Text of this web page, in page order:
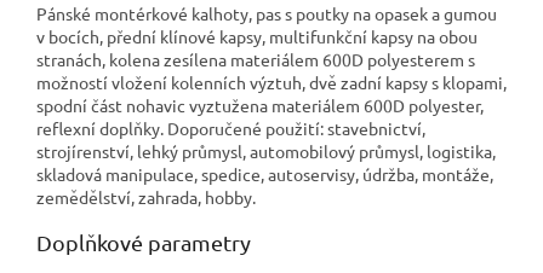
Pánské montérkové kalhoty, pas s poutky na opasek a gumou
v bocích, přední klínové kapsy, multifunkční kapsy na obou
stranách, kolena zesílena materiálem 600D polyesterem s
možností vložení kolenních výztuh, dvě zadní kapsy s klopami,
spodní část nohavic vyztužena materiálem 600D polyester,
reflexní doplňky. Doporučené použití: stavebnictví,
strojírenství, lehký průmysl, automobilový průmysl, logistika,
skladová manipulace, spedice, autoservisy, údržba, montáže,
zemědělství, zahrada, hobby.
Doplňkové parametry